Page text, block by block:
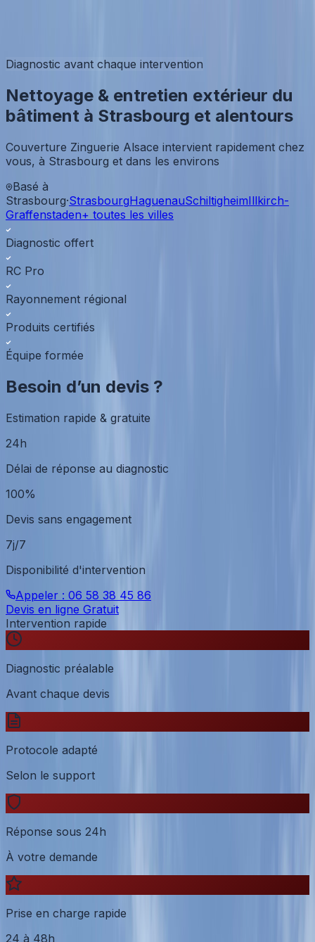
Diagnostic avant chaque intervention
Nettoyage & entretien extérieur du
bâtiment à Strasbourg et alentours
Couverture Zinguerie Alsace intervient rapidement chez
vous, à Strasbourg et dans les environs
Basé à
Strasbourg·StrasbourgHaguenauSchiltigheimIllkirch-
Graffenstaden+ toutes les villes
Diagnostic offert
RC Pro
Rayonnement régional
Produits certifiés
Équipe formée
Besoin d’un devis ?
Estimation rapide & gratuite
24h
Délai de réponse au diagnostic
100%
Devis sans engagement
7j/7
Disponibilité d'intervention
Appeler : 06 58 38 45 86
Devis en ligne Gratuit
Intervention rapide
Diagnostic préalable
Avant chaque devis
Protocole adapté
Selon le support
Réponse sous 24h
À votre demande
Prise en charge rapide
24 à 48h